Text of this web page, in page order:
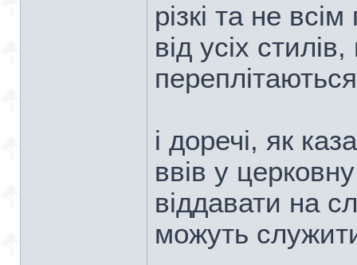
різкі та не
від усіх
і доречі, як
ввів у
віддавати на
можуть